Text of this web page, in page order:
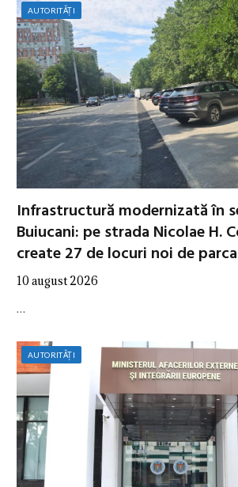
AUTORITĂȚI
Infrastructură modernizată în
Buiucani: pe strada Nicolae H.
create 27 de locuri noi de
10 august 2026
…
AUTORITĂȚI